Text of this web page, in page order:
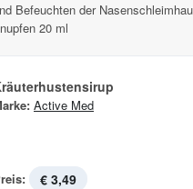
Befeuchten der
20 ml
Active Med
€ 3,49